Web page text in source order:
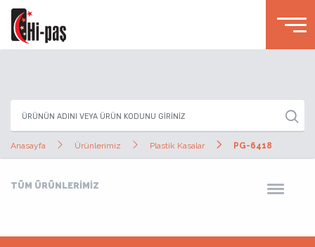
Anasayfa Ürünlerimiz Plastik Kasalar PG-6418
TÜM ÜRÜNLERİMİZ